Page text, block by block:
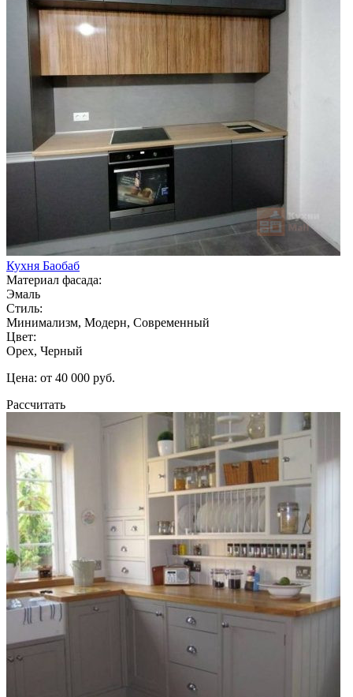
Кухня Баобаб
Материал фасада:
Эмаль
Стиль:
Минимализм, Модерн, Современный
Цвет:
Орех, Черный
Цена: от 40 000 руб.
Рассчитать